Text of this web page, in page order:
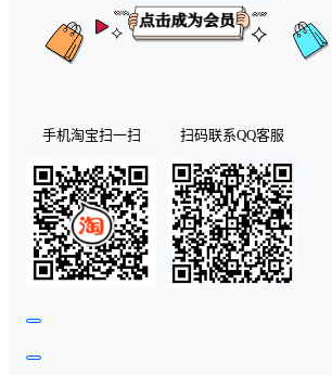
手机淘宝扫一扫 扫码联系QQ客服